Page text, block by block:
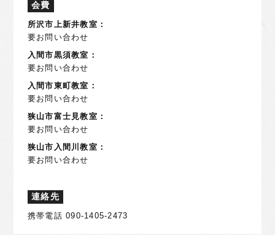
会費
所沢市上新井教室：
要お問い合わせ
入間市黒須教室：
要お問い合わせ
入間市東町教室：
要お問い合わせ
狭山市富士見教室：
要お問い合わせ
狭山市入間川教室：
要お問い合わせ
連絡先
携帯電話 090-1405-2473